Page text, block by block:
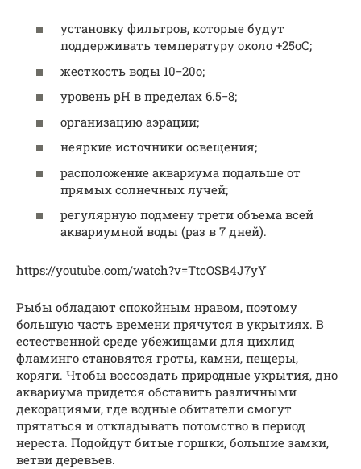
установку фильтров, которые будут
поддерживать температуру около +25оС;
жесткость воды 10−20о;
уровень pH в пределах 6.5−8;
организацию аэрации;
неяркие источники освещения;
расположение аквариума подальше от
прямых солнечных лучей;
регулярную подмену трети объема всей
аквариумной воды (раз в 7 дней).
https://youtube.com/watch?v=TtcOSB4J7yY
Рыбы обладают спокойным нравом, поэтому
большую часть времени прячутся в укрытиях. В
естественной среде убежищами для цихлид
фламинго становятся гроты, камни, пещеры,
коряги. Чтобы воссоздать природные укрытия, дно
аквариума придется обставить различными
декорациями, где водные обитатели смогут
прятаться и откладывать потомство в период
нереста. Подойдут битые горшки, большие замки,
ветви деревьев.